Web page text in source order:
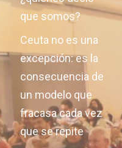
que somos?
Ceuta no es una
excepción: es la
consecuencia de
un modelo que
fracasa cada vez
que se repite